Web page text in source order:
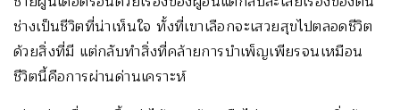
ช่างเป็นชีวิตที่น่าเห็นใจ ทั้งที่เขาเลือกจะเสวยสุขไปตลอดชีวิต
ด้วยสิ่งที่มี แต่กลับทำสิ่งที่คล้ายการบำเพ็ญเพียรจนเหมือน
ชีวิตนี้คือการผ่านด่านเคราะห์